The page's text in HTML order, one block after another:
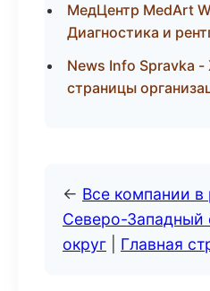
МедЦентр MedArt
Диагностика и
News Info Spravka
страницы
← Все компании в
Северо-Западный
округ
Главная